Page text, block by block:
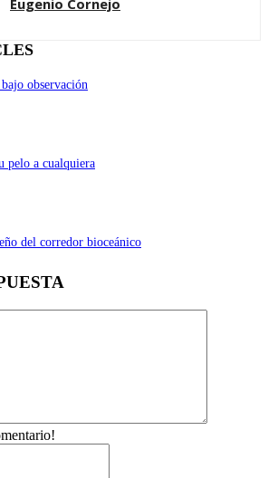
Eugenio Cornejo
observación
pelo a cualquiera
del corredor bioceánico